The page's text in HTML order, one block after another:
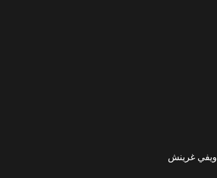
ويفي غرينش